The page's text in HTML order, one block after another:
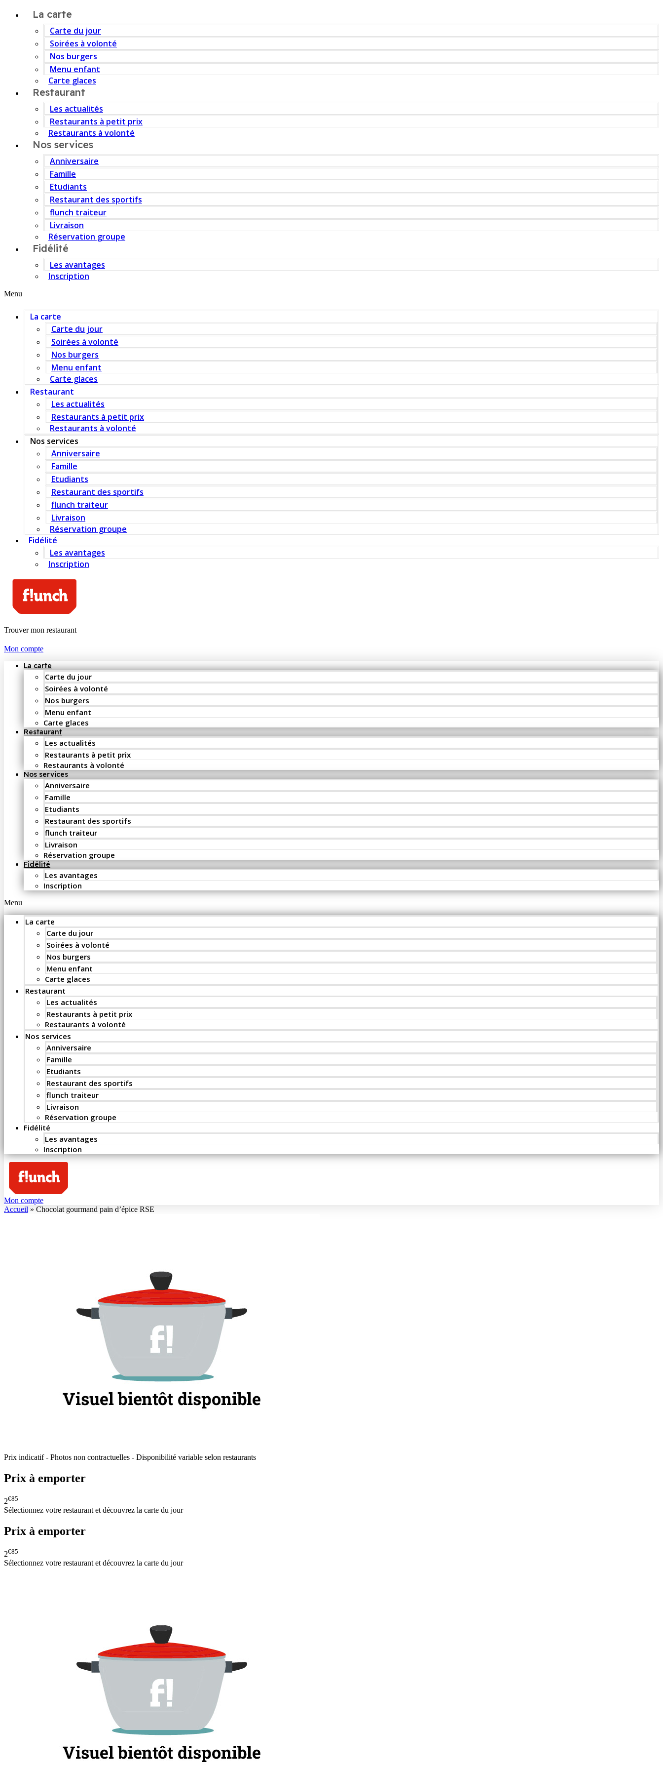
La carte
Carte du jour
Soirées à volonté
Nos burgers
Menu enfant
Carte glaces
Restaurant
Les actualités
Restaurants à petit prix
Restaurants à volonté
Nos services
Anniversaire
Famille
Etudiants
Restaurant des sportifs
flunch traiteur
Livraison
Réservation groupe
Fidélité
Les avantages
Inscription
Menu
La carte
Carte du jour
Soirées à volonté
Nos burgers
Menu enfant
Carte glaces
Restaurant
Les actualités
Restaurants à petit prix
Restaurants à volonté
Nos services
Anniversaire
Famille
Etudiants
Restaurant des sportifs
flunch traiteur
Livraison
Réservation groupe
Fidélité
Les avantages
Inscription
Trouver mon restaurant
Mon compte
La carte
Carte du jour
Soirées à volonté
Nos burgers
Menu enfant
Carte glaces
Restaurant
Les actualités
Restaurants à petit prix
Restaurants à volonté
Nos services
Anniversaire
Famille
Etudiants
Restaurant des sportifs
flunch traiteur
Livraison
Réservation groupe
Fidélité
Les avantages
Inscription
Menu
La carte
Carte du jour
Soirées à volonté
Nos burgers
Menu enfant
Carte glaces
Restaurant
Les actualités
Restaurants à petit prix
Restaurants à volonté
Nos services
Anniversaire
Famille
Etudiants
Restaurant des sportifs
flunch traiteur
Livraison
Réservation groupe
Fidélité
Les avantages
Inscription
Mon compte
Accueil » Chocolat gourmand pain d’épice RSE
Prix indicatif - Photos non contractuelles - Disponibilité variable selon restaurants
Prix à emporter
2€85
Sélectionnez votre restaurant et découvrez la carte du jour
Prix à emporter
2€85
Sélectionnez votre restaurant et découvrez la carte du jour